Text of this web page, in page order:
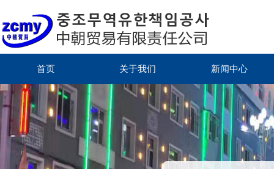
首页 关于我们 新闻中心